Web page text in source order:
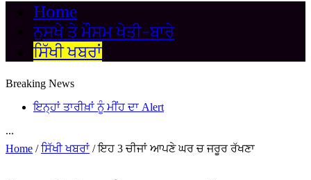
Home
ਨੁਸਖੇ ਤੇ ਮੌਸਮ ਖੇਤੀ-ਬਾਰੇ
ਸਿੱਖੀ ਖਬਰਾਂ
Breaking News
ਇਨ੍ਹਾਂ ਤਾਰੀਖ਼ਾਂ ਨੂੰ ਮੀਂਹ ਦਾ Alert
...
Home / ਸਿੱਖੀ ਖਬਰਾਂ / ਇਹ 3 ਚੀਜਾਂ ਆਪਣੇ ਘਰ ਚ ਜਰੂਰ ਰੱਖਣਾ